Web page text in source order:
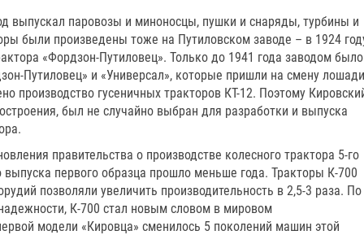
выпускал паровозы и миноносцы, пушки и снаряды, турбины и
были произведены тоже на Путиловском заводе – в 1924
«Фордзон-Путиловец». Только до 1941 года заводом было
Путиловец» и «Универсал», которые пришли на смену лошади
производство гусеничных тракторов КТ-12. Поэтому
был не случайно выбран для разработки и выпуска
правительства о производстве колесного трактора 5-го
выпуска первого образца прошло меньше года. Тракторы К-700
позволяли увеличить производительность в 2,5-3 раза. По
К-700 стал новым словом в мировом
модели «Кировца» сменилось 5 поколений машин этой